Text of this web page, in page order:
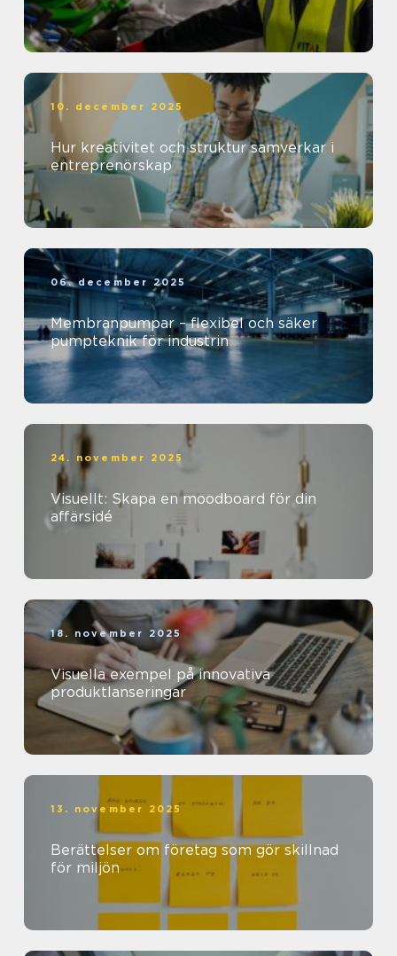
10. december 2025
Hur kreativitet och struktur samverkar i
entreprenörskap
06. december 2025
Membranpumpar – flexibel och säker
pumpteknik för industrin
24. november 2025
Visuellt: Skapa en moodboard för din
affärsidé
18. november 2025
Visuella exempel på innovativa
produktlanseringar
13. november 2025
Berättelser om företag som gör skillnad
för miljön